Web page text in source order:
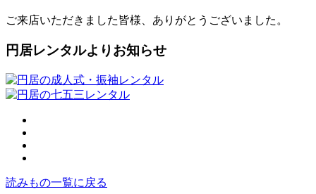
ご来店いただきました皆様、ありがとうございました。
円居レンタルよりお知らせ
読みもの一覧に戻る